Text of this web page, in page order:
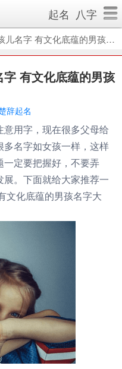
起名 八字
字 有文化底蕴的男孩名字大全
有文化底蕴的男孩
辞起名
用字，现在很多父母给
名字如女孩一样，这样
定要把握好，不要弄
。下面就给大家推荐一
文化底蕴的男孩名字大